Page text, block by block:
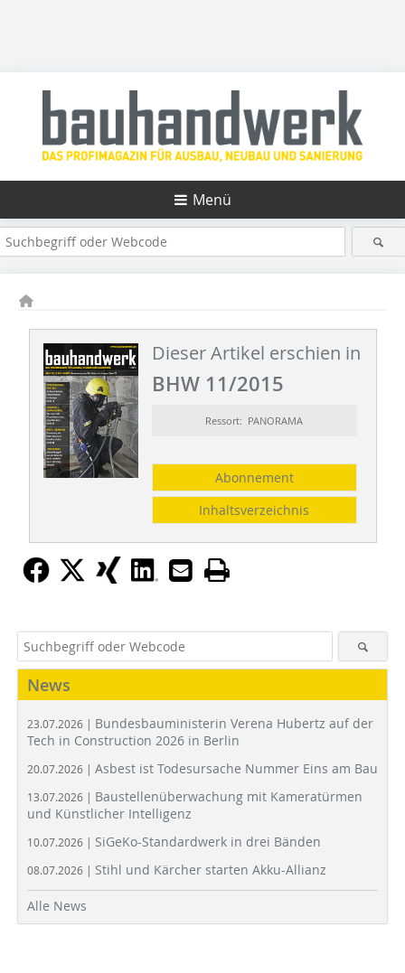
Menü
Dieser Artikel erschien in
BHW 11/2015
Ressort: PANORAMA
Abonnement
Inhaltsverzeichnis
News
23.07.2026 | Bundesbauministerin Verena Hubertz auf der
Tech in Construction 2026 in Berlin
20.07.2026 | Asbest ist Todesursache Nummer Eins am Bau
13.07.2026 | Baustellenüberwachung mit Kameratürmen
und Künstlicher Intelligenz
10.07.2026 | SiGeKo-Standardwerk in drei Bänden
08.07.2026 | Stihl und Kärcher starten Akku-Allianz
Alle News